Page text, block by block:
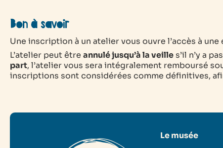
Bon à savoir
Une inscription à un atelier vous ouvre l’accès à
L’atelier peut être annulé jusqu’à la veille s’il n’y a
part, l’atelier vous sera intégralement remboursé
inscriptions sont considérées comme définitives,
Le musée